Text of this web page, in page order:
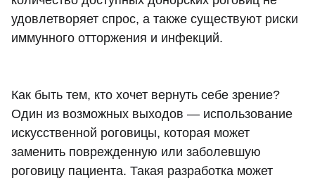
удовлетворяет спрос, а также существуют риски
иммунного отторжения и инфекций.
Как быть тем, кто хочет вернуть себе зрение?
Один из возможных выходов — использование
искусственной роговицы, которая может
заменить поврежденную или заболевшую
роговицу пациента. Такая разработка может